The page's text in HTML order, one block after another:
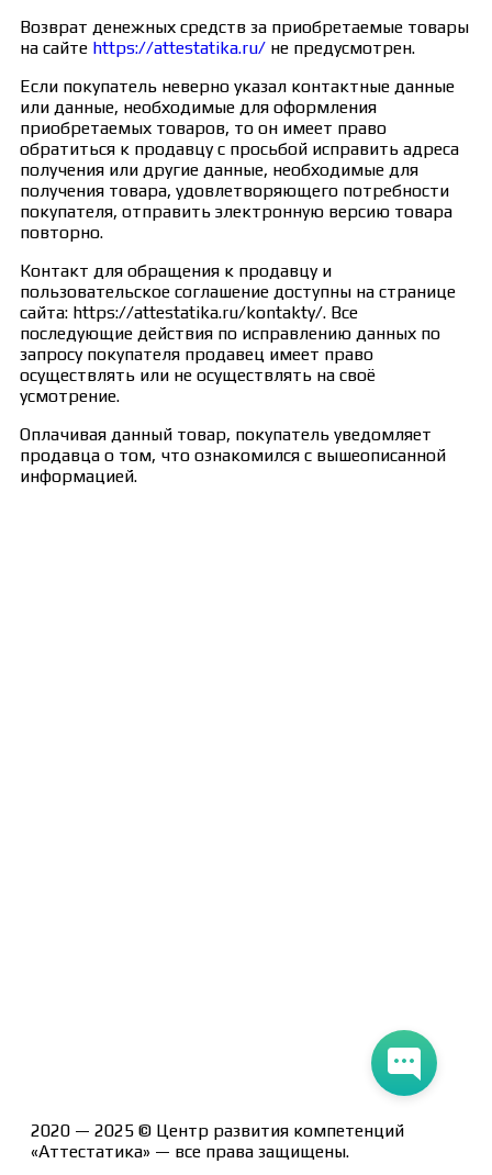
Возврат денежных средств за приобретаемые товары
на сайте https://attestatika.ru/ не предусмотрен.
Если покупатель неверно указал контактные данные
или данные, необходимые для оформления
приобретаемых товаров, то он имеет право
обратиться к продавцу с просьбой исправить адреса
получения или другие данные, необходимые для
получения товара, удовлетворяющего потребности
покупателя, отправить электронную версию товара
повторно.
Контакт для обращения к продавцу и
пользовательское соглашение доступны на странице
сайта: https://attestatika.ru/kontakty/. Все
последующие действия по исправлению данных по
запросу покупателя продавец имеет право
осуществлять или не осуществлять на своё
усмотрение.
Оплачивая данный товар, покупатель уведомляет
продавца о том, что ознакомился с вышеописанной
информацией.
Лицензия на образовательную деятельность Л035-
2020 — 2025 © Центр развития компетенций
«Аттестатика» — все права защищены.